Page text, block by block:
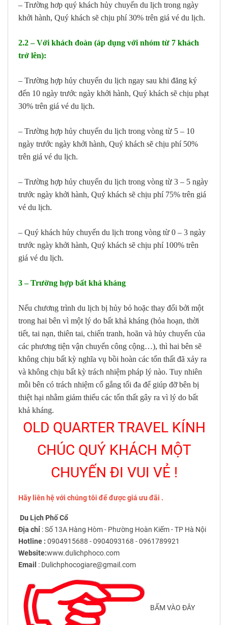
– Trường hơp quý khách hủy chuyến du lịch trong ngày
khởi hành, Quý khách sẽ chịu phí 30% trên giá vé du lịch.
2.2 – Với khách đoàn (áp dụng với nhóm từ 7 khách
trở lên):
– Trường hợp hủy chuyến du lịch ngay sau khi đăng ký
đến 10 ngày trước ngày khởi hành, Quý khách sẽ chịu phạt
30% trên giá vé du lịch.
– Trường hợp hủy chuyến du lịch trong vòng từ 5 – 10
ngày trước ngày khởi hành, Quý khách sẽ chịu phí 50%
trên giá vé du lịch.
– Trường hợp hủy chuyến du lịch trong vòng từ 3 – 5 ngày
trước ngày khởi hành, Quý khách sẽ chịu phí 75% trên giá
vé du lịch.
– Quý khách hủy chuyến du lịch trong vòng từ 0 – 3 ngày
trước ngày khởi hành, Quý khách sẽ chịu phí 100% trên
giá vé du lịch.
3 – Trường hợp bất khả kháng
Nếu chương trình du lịch bị hủy bỏ hoặc thay đổi bởi một
trong hai bên vì một lý do bất khả kháng (hỏa hoạn, thời
tiết, tai nạn, thiên tai, chiến tranh, hoãn và hủy chuyến của
các phương tiện vận chuyển công cộng…), thì hai bên sẽ
không chịu bất kỳ nghĩa vụ bồi hoàn các tổn thất đã xảy ra
và không chịu bất kỳ trách nhiệm pháp lý nào. Tuy nhiên
mỗi bên có trách nhiệm cố gắng tối đa để giúp đỡ bên bị
thiệt hại nhằm giảm thiểu các tổn thất gây ra vì lý do bất
khả kháng.
OLD QUARTER TRAVEL KÍNH
CHÚC QUÝ KHÁCH MỘT
CHUYẾN ĐI VUI VẺ !
Hãy liên hệ với chúng tôi để được giá ưu đãi .
Du Lịch Phố Cổ
Địa chỉ : Số 13A Hàng Hòm - Phường Hoàn Kiếm - TP Hà Nội
Hotline : 0904915688 - 0904093168 - 0961789921
Website:www.dulichphoco.com
Email : Dulichphocogiare@gmail.com
BẤM VÀO ĐÂY